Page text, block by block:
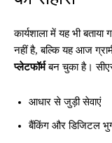
कार्यशाला में यह भी
नहीं है, बल्कि यह आज
प्लेटफॉर्मबन चुका है।
आधार से जुड़ी सेवाएं
बैंकिंग और डिजिटल